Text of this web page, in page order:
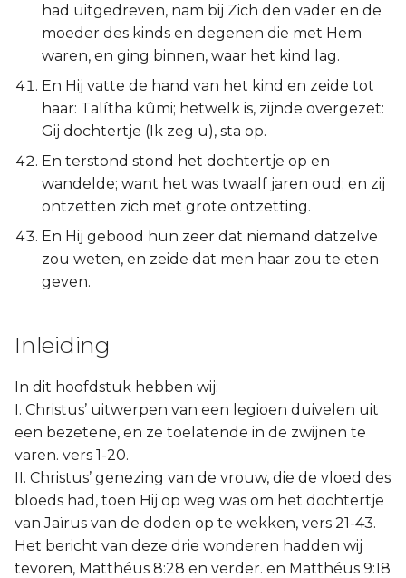
had uitgedreven, nam bij Zich den vader en de
moeder des kinds en degenen die met Hem
waren, en ging binnen, waar het kind lag.
En Hij vatte de hand van het kind en zeide tot
haar: Talítha kûmi; hetwelk is, zijnde overgezet:
Gij dochtertje (Ik zeg u), sta op.
En terstond stond het dochtertje op en
wandelde; want het was twaalf jaren oud; en zij
ontzetten zich met grote ontzetting.
En Hij gebood hun zeer dat niemand datzelve
zou weten, en zeide dat men haar zou te eten
geven.
Inleiding
In dit hoofdstuk hebben wij:
I. Christus’ uitwerpen van een legioen duivelen uit
een bezetene, en ze toelatende in de zwijnen te
varen. vers 1-20.
II. Christus’ genezing van de vrouw, die de vloed des
bloeds had, toen Hij op weg was om het dochtertje
van Jaïrus van de doden op te wekken, vers 21-43.
Het bericht van deze drie wonderen hadden wij
tevoren, Matthéüs 8:28 en verder. en Matthéüs 9:18